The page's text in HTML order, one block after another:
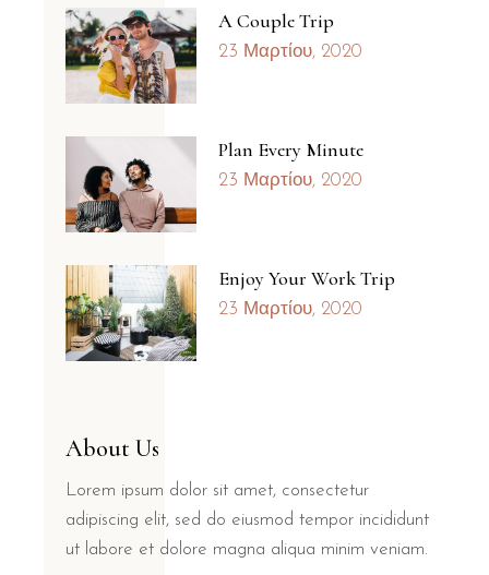
A Couple Trip
23 Μαρτίου, 2020
Plan Every Minute
23 Μαρτίου, 2020
Enjoy Your Work Trip
23 Μαρτίου, 2020
About Us
Lorem ipsum dolor sit amet, consectetur
adipiscing elit, sed do eiusmod tempor incididunt
ut labore et dolore magna aliqua minim veniam.